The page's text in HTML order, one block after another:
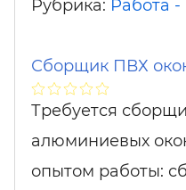
Рубрика: Работа
Сборщик ПВХ
Требуется
алюминиевых
опытом работы: